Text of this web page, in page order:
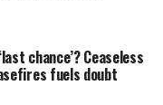
chance’? Ceaseless
fuels doubt